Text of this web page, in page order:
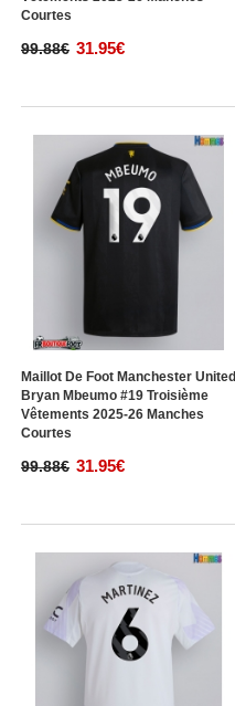
Courtes
99.88€ 31.95€
Maillot De Foot Manchester United
Bryan Mbeumo #19 Troisième
Vêtements 2025-26 Manches
Courtes
99.88€ 31.95€